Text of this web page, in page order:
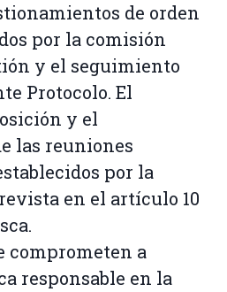
de orden
por la comisión
y el seguimiento
Protocolo. El
y el
las reuniones
por la
en el artículo 10
comprometen a
responsable en la